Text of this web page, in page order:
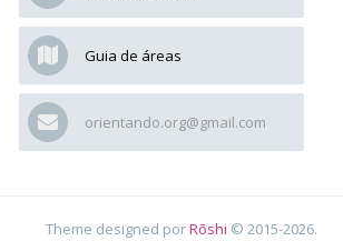
Guia de áreas
orientando.org@gmail.com
Theme designed porRōshi © 2015-2026.